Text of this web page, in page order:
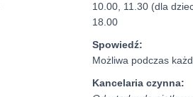
10.00, 11.30 (dla
18.00
Spowiedź:
Możliwa podczas
Kancelaria czynna: